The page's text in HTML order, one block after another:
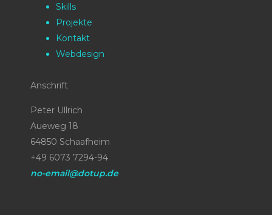
Skills
Projekte
Kontakt
Webdesign
Anschrift
Peter Ullrich
Aueweg 18
64850 Schaafheim
+49 6073 7294-94
no-email@dotup.de